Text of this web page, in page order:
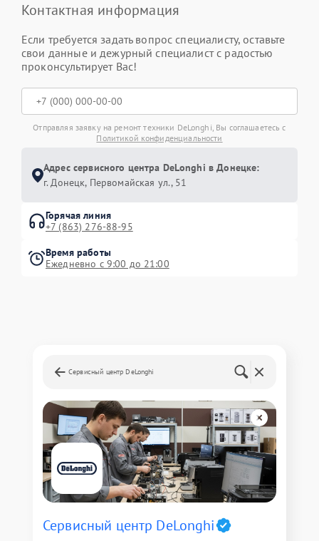
Контактная информация
Если требуется задать вопрос специалисту, оставьте
свои данные и дежурный специалист с радостью
проконсультирует Вас!
Отправляя заявку на ремонт техники DeLonghi, Вы соглашаетесь с
Политикой конфиденциальности
Адрес сервисного центра DeLonghi в Донецке:
г. Донецк, Первомайская ул., 51
Горячая линия
+7 (863) 276-88-95
Время работы
Ежедневно с 9:00 до 21:00
Сервисный центр DeLonghi
Сервисный центр DeLonghi